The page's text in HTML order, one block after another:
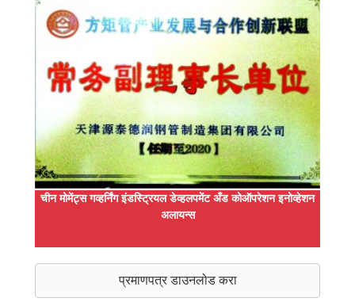
चीन मोमेंट्स गव्हर्निंग इंडस्ट्रियल डेव्हलपमेंट अँड कोऑपरेशन इनोव्हेशन
अलायन्स
प्रमाणपत्र डाउनलोड करा